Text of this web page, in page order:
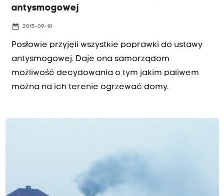
antysmogowej
date_range 2015-09-10
Posłowie przyjęli wszystkie poprawki do ustawy
antysmogowej. Daje ona samorządom
możliwość decydowania o tym jakim paliwem
można na ich terenie ogrzewać domy.